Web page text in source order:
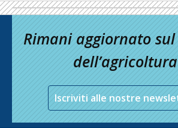
Rimani aggiornato
dell’agricoltura
Iscriviti alle nostre